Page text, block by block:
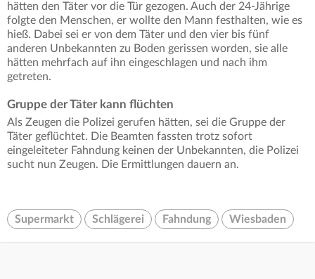
hätten den Täter vor die Tür gezogen. Auch der 24-Jährige
folgte den Menschen, er wollte den Mann festhalten, wie es
hieß. Dabei sei er von dem Täter und den vier bis fünf
anderen Unbekannten zu Boden gerissen worden, sie alle
hätten mehrfach auf ihn eingeschlagen und nach ihm
getreten.
Gruppe der Täter kann flüchten
Als Zeugen die Polizei gerufen hätten, sei die Gruppe der
Täter geflüchtet. Die Beamten fassten trotz sofort
eingeleiteter Fahndung keinen der Unbekannten, die Polizei
sucht nun Zeugen. Die Ermittlungen dauern an.
Supermarkt Schlägerei Fahndung Wiesbaden